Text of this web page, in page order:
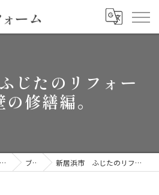
じたのリフォー
修繕編。
新居浜のリフォームならふじたのリフォーム ブログ 新居浜市 ふじたのリフォーム 壁の修繕編。